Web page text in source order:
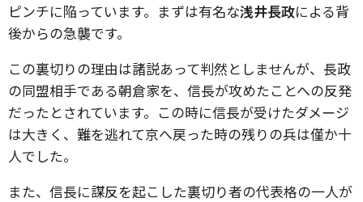
ピンチに陥っています。まずは有名な浅井長政による背
後からの急襲です。
この裏切りの理由は諸説あって判然としませんが、長政
の同盟相手である朝倉家を、信長が攻めたことへの反発
だったとされています。この時に信長が受けたダメージ
は大きく、難を逃れて京へ戻った時の残りの兵は僅か十
人でした。
また、信長に謀反を起こした裏切り者の代表格の一人が